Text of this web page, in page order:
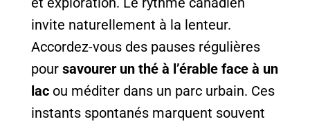
invite naturellement à la lenteur.
Accordez-vous des pauses régulières
poursavourer un thé à l’érable face à un
lacou méditer dans un parc urbain. Ces
instants spontanés marquent souvent